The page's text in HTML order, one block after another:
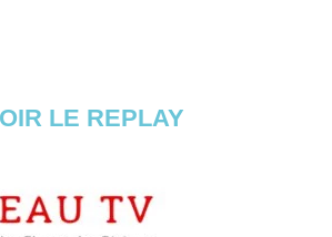
LE REPLAY